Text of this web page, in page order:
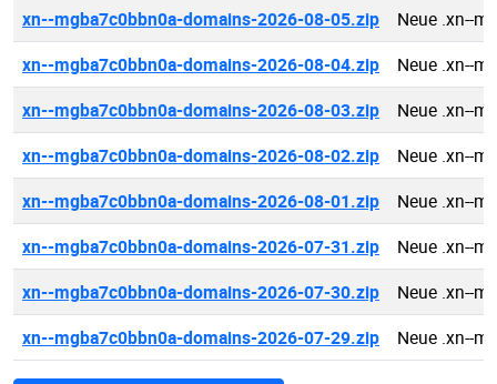
xn--mgba7c0bbn0a-domains-2026-08-05.zip
Neue .xn--
xn--mgba7c0bbn0a-domains-2026-08-04.zip
Neue .xn--
xn--mgba7c0bbn0a-domains-2026-08-03.zip
Neue .xn--
xn--mgba7c0bbn0a-domains-2026-08-02.zip
Neue .xn--
xn--mgba7c0bbn0a-domains-2026-08-01.zip
Neue .xn--
xn--mgba7c0bbn0a-domains-2026-07-31.zip
Neue .xn--
xn--mgba7c0bbn0a-domains-2026-07-30.zip
Neue .xn--
xn--mgba7c0bbn0a-domains-2026-07-29.zip
Neue .xn--